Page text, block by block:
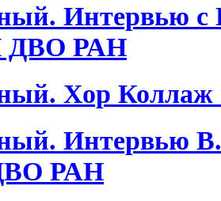
Интервью с
РАН
Хор Коллаж
Интервью
РАН